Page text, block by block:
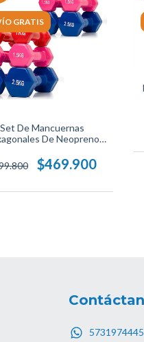
GRATIS
Set De Mancuernas
De Neopreno
Perfectas Para
De Fuerza Y
$469.900